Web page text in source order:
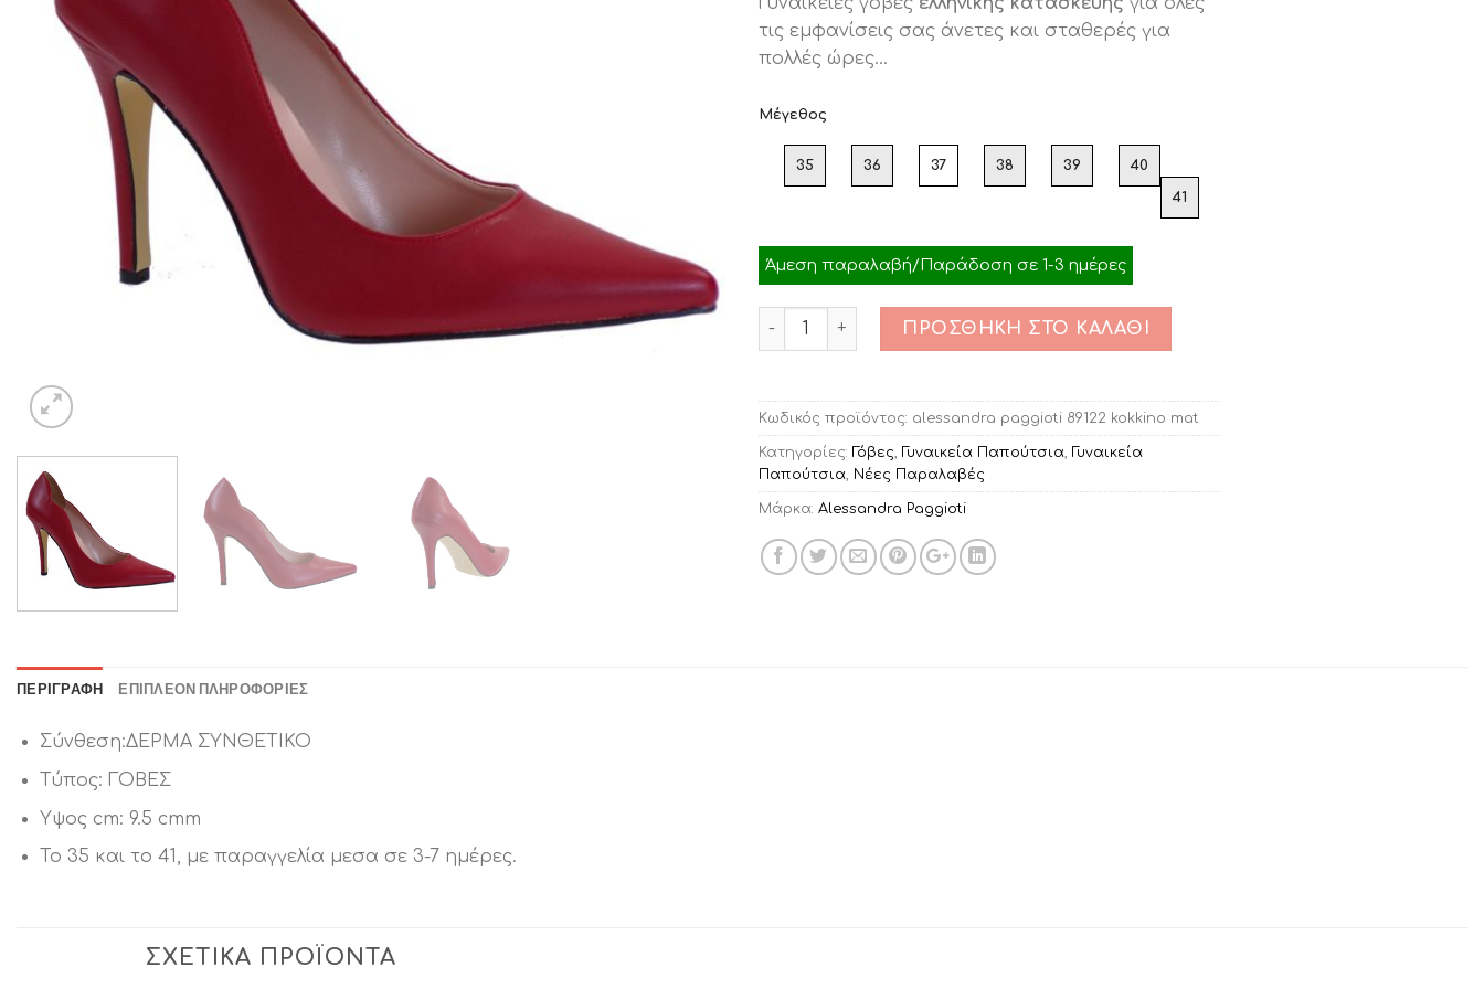
was:
€59.00.
τιμή
είναι:
τις εμφανίσεις σας άνετες και σταθερές για
πολλές ώρες…
Μέγεθος
35 36 37 38 39 40
41
Άμεση παραλαβή/Παράδοση σε 1-3 ημέρες
Ποσότητα
ΠΡΟΣΘΉΚΗ ΣΤΟ ΚΑΛΆΘΙ
Κωδικός προϊόντος: alessandra paggioti 89122 kokkino mat
Κατηγορίες: Γόβες Γυναικεία Παπούτσια
Γυναικεία
Παπούτσια
Νέες Παραλαβές
Μάρκα: Alessandra Paggioti
ΠΕΡΙΓΡΑΦΉ ΕΠΙΠΛΈΟΝ ΠΛΗΡΟΦΟΡΊΕΣ
Σύνθεση:ΔΕΡΜΑ ΣΥΝΘΕΤΙΚΟ
Τύπος: ΓΟΒΕΣ
Υψος cm: 9.5 cmm
Το 35 και το 41, με παραγγελία μεσα σε 3-7 ημέρες.
ΣΧΕΤΙΚΆ ΠΡΟΪΌΝΤΑ